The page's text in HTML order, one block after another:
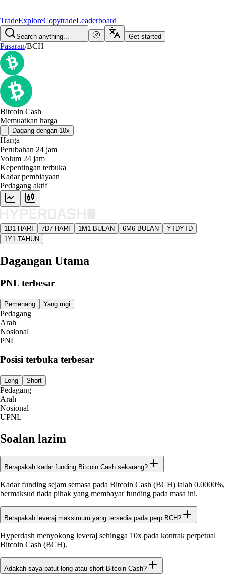
TradeExploreCopytradeLeaderboard
Search anything... Get started
Pasaran/BCH
Bitcoin Cash
Memuatkan harga
Dagang dengan 10x
Harga
Perubahan 24 jam
Volum 24 jam
Kepentingan terbuka
Kadar pembiayaan
Pedagang aktif
1D1 HARI 7D7 HARI 1M 1 BULAN 6M6 BULAN YTDYTD
1Y1 TAHUN
Dagangan Utama
PNL terbesar
Pemenang Yang rugi
Pedagang
Arah
Nosional
PNL
Posisi terbuka terbesar
Long Short
Pedagang
Arah
Nosional
UPNL
Soalan lazim
Berapakah kadar funding Bitcoin Cash sekarang?
Kadar funding sejam semasa pada Bitcoin Cash (BCH) ialah 0.0000%,
bermaksud tiada pihak yang membayar funding pada masa ini.
Berapakah leveraj maksimum yang tersedia pada perp BCH?
Hyperdash menyokong leveraj sehingga 10x pada kontrak perpetual
Bitcoin Cash (BCH).
Adakah saya patut long atau short Bitcoin Cash?